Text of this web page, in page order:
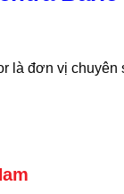
là đơn vị